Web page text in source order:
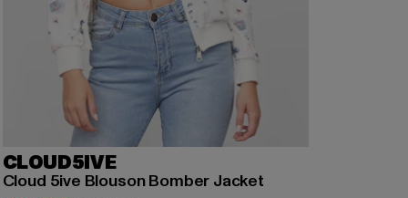
CLOUD5IVE
Cloud 5ive Blouson Bomber Jacket